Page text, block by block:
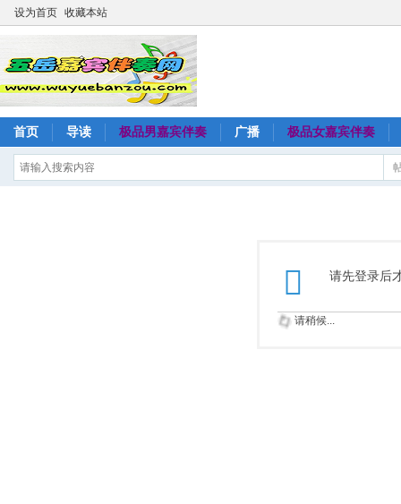
设为首页 收藏本站
首页 导读 极品男嘉宾伴奏 广播 极品女嘉宾伴奏
请先登录后
请稍候...